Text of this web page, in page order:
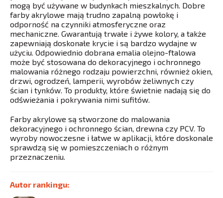
mogą być używane w budynkach mieszkalnych. Dobre
farby akrylowe mają trudno zapalną powłokę i
odporność na czynniki atmosferyczne oraz
mechaniczne. Gwarantują trwałe i żywe kolory, a także
zapewniają doskonałe krycie i są bardzo wydajne w
użyciu. Odpowiednio dobrana emalia olejno-ftalowa
może być stosowana do dekoracyjnego i ochronnego
malowania różnego rodzaju powierzchni, również okien,
drzwi, ogrodzeń, lamperii, wyrobów żeliwnych czy
ścian i tynków. To produkty, które świetnie nadają się do
odświeżania i pokrywania nimi sufitów.
Farby akrylowe są stworzone do malowania
dekoracyjnego i ochronnego ścian, drewna czy PCV. To
wyroby nowoczesne i łatwe w aplikacji, które doskonale
sprawdzą się w pomieszczeniach o różnym
przeznaczeniu.
Autor rankingu: